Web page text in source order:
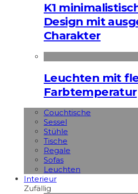
K1
Design mit
Charakter
Leuchten mit
Farbtemperatur
Couchtische
Sessel
Stühle
Tische
Regale
Sofas
Leuchten
Interieur
Zufällig